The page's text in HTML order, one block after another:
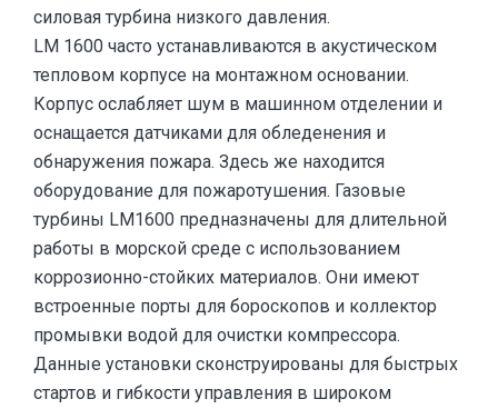
силовая турбина низкого давления.
LM 1600 часто устанавливаются в акустическом
тепловом корпусе на монтажном основании.
Корпус ослабляет шум в машинном отделении и
оснащается датчиками для обледенения и
обнаружения пожара. Здесь же находится
оборудование для пожаротушения. Газовые
турбины LM1600 предназначены для длительной
работы в морской среде с использованием
коррозионно-стойких материалов. Они имеют
встроенные порты для бороскопов и коллектор
промывки водой для очистки компрессора.
Данные установки сконструированы для быстрых
стартов и гибкости управления в широком